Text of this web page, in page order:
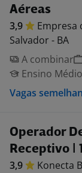
Aéreas
3,9 Empresa
Salvador - BA
A combinar
Ensino
Vagas
Operador
Receptivo |
3,9 Konecta